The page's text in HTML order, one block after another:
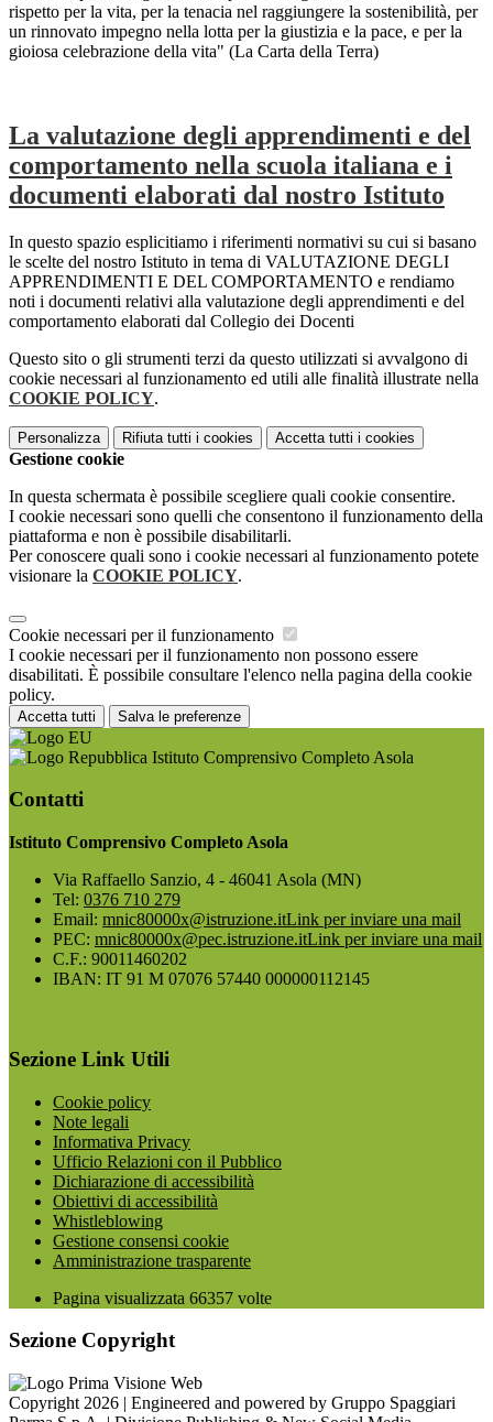
rispetto per la vita, per la tenacia nel raggiungere la sostenibilità, per
un rinnovato impegno nella lotta per la giustizia e la pace, e per la
gioiosa celebrazione della vita" (La Carta della Terra)
La valutazione degli apprendimenti e del
comportamento nella scuola italiana e i
documenti elaborati dal nostro Istituto
In questo spazio esplicitiamo i riferimenti normativi su cui si basano
le scelte del nostro Istituto in tema di VALUTAZIONE DEGLI
APPRENDIMENTI E DEL COMPORTAMENTO e rendiamo
noti i documenti relativi alla valutazione degli apprendimenti e del
comportamento elaborati dal Collegio dei Docenti
Questo sito o gli strumenti terzi da questo utilizzati si avvalgono di
cookie necessari al funzionamento ed utili alle finalità illustrate nella
COOKIE POLICY.
Personalizza Rifiuta tutti i cookies Accetta tutti i cookies
Gestione cookie
In questa schermata è possibile scegliere quali cookie consentire.
I cookie necessari sono quelli che consentono il funzionamento della
piattaforma e non è possibile disabilitarli.
Per conoscere quali sono i cookie necessari al funzionamento potete
visionare la COOKIE POLICY.
Cookie necessari per il funzionamento
I cookie necessari per il funzionamento non possono essere
disabilitati. È possibile consultare l'elenco nella pagina della cookie
policy.
Accetta tutti Salva le preferenze
Istituto Comprensivo Completo Asola
Contatti
Istituto Comprensivo Completo Asola
Via Raffaello Sanzio, 4 - 46041 Asola (MN)
Tel: 0376 710 279
Email: mnic80000x@istruzione.itLink per inviare una mail
PEC: mnic80000x@pec.istruzione.itLink per inviare una mail
C.F.: 90011460202
IBAN: IT 91 M 07076 57440 000000112145
Sezione Link Utili
Cookie policy
Note legali
Informativa Privacy
Ufficio Relazioni con il Pubblico
Dichiarazione di accessibilità
Obiettivi di accessibilità
Whistleblowing
Gestione consensi cookie
Amministrazione trasparente
Pagina visualizzata 66357 volte
Sezione Copyright
Copyright 2026 | Engineered and powered by Gruppo Spaggiari